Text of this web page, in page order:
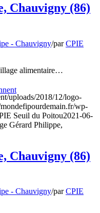
Chauvigny (86)
- Chauvigny/parCPIE
alimentaire…
uploads/2018/12/logo-
wp-
Seuil du Poitou2021-06-
Gérard Philippe,
Chauvigny (86)
- Chauvigny/parCPIE